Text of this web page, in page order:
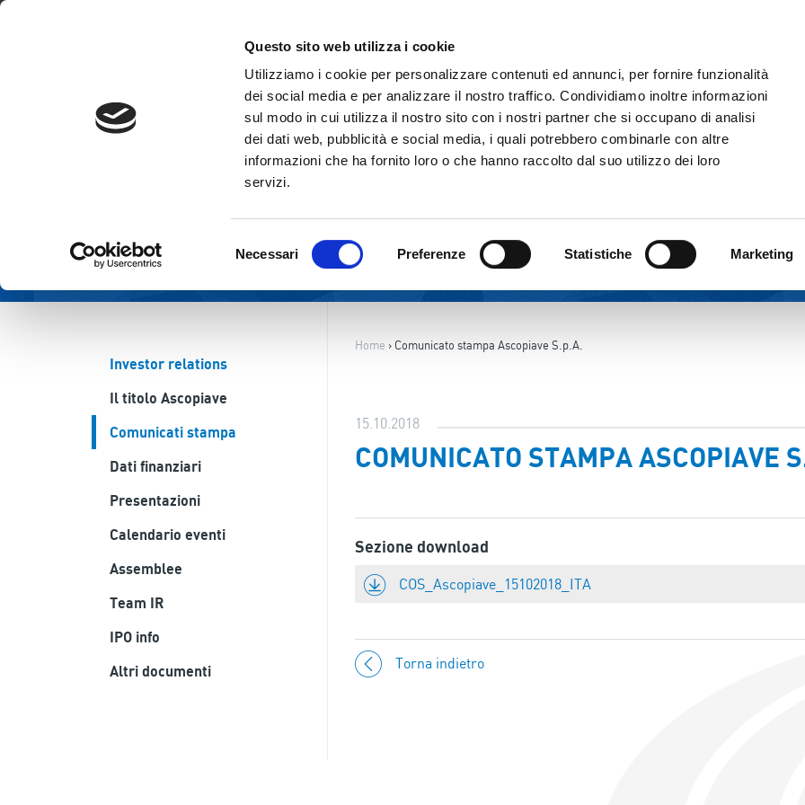
Questo sito web utilizza i cookie
Utilizziamo i cookie per personalizzare contenuti ed annunci, per fornire funzionalità
dei social media e per analizzare il nostro traffico. Condividiamo inoltre informazioni
sul modo in cui utilizza il nostro sito con i nostri partner che si occupano di analisi
dei dati web, pubblicità e social media, i quali potrebbero combinarle con altre
informazioni che ha fornito loro o che hanno raccolto dal suo utilizzo dei loro
servizi.
del
Necessari Preferenze Statistiche Marketing
IL GRUPPO ATTIVITÀ CORPORATE
Investor relations
Il titolo Ascopiave
Comunicati stampa
Dati finanziari
Presentazioni
Calendario eventi
Assemblee
Team IR
IPO info
Altri documenti
Home › Comunicato stampa Ascopiave S.p.A.
15.10.2018
COMUNICATO STAMPA ASCOPIAVE
Sezione download
COS_Ascopiave_15102018_ITA
Torna indietro